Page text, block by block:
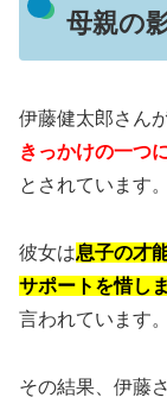
母親の
伊藤健太郎さん
きっかけの一つ
とされています。
彼女は息子の才
サポートを惜し
言われています。
その結果、伊藤